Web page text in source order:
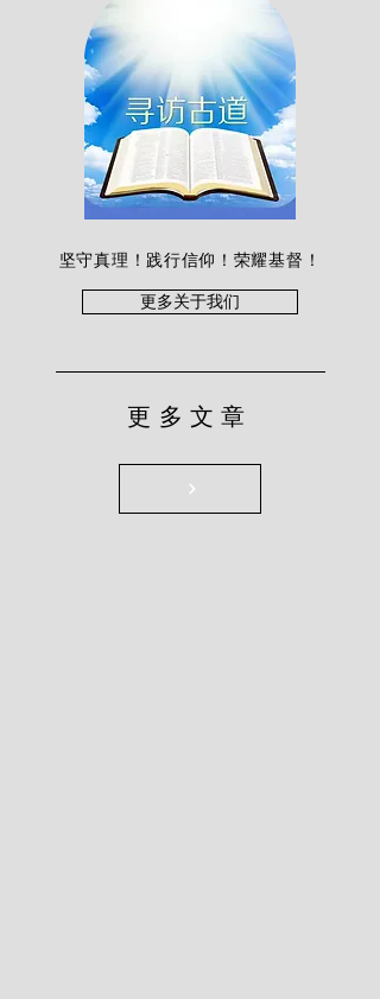
坚守真理！践行信仰！荣耀基督！
更多关于我们
更多文章